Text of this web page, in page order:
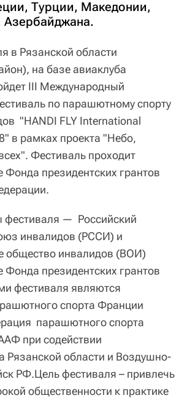
Турции, Македонии,
Азербайджана.
в Рязанской области
на базе авиаклуба
III Международный
по парашютному спорту
"HANDI FLY International
в рамках проекта "Небо,
Фестиваль проходит
Фонда президентских грантов
фестиваля — Российский
инвалидов (РССИ) и
общество инвалидов (ВОИ)
Фонда президентских грантов
фестиваля являются
спорта Франции
парашютного спорта
при содействии
Рязанской области и Воздушно-
РФ.Цель фестиваля – привлечь
общественности к практике